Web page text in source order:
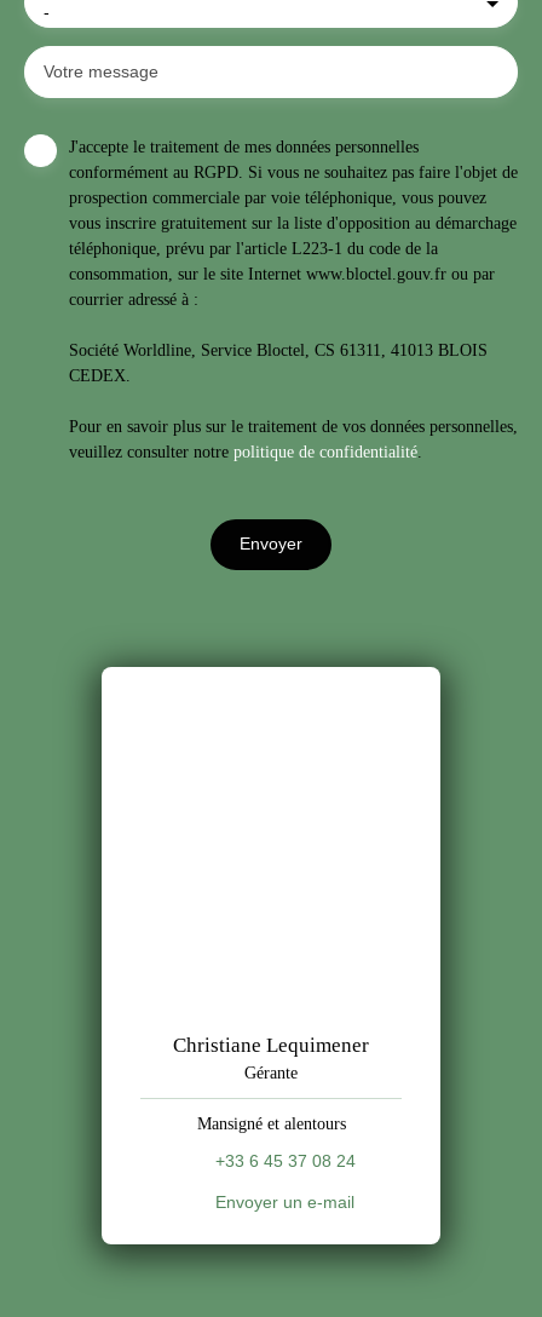
-
Votre message
J'accepte le traitement de mes données personnelles
conformément au RGPD. Si vous ne souhaitez pas faire l'objet de
prospection commerciale par voie téléphonique, vous pouvez
vous inscrire gratuitement sur la liste d'opposition au démarchage
téléphonique, prévu par l'article L223-1 du code de la
consommation, sur le site Internet www.bloctel.gouv.fr ou par
courrier adressé à :
Société Worldline, Service Bloctel, CS 61311, 41013 BLOIS
CEDEX.
Pour en savoir plus sur le traitement de vos données personnelles,
veuillez consulter notre politique de confidentialité
Envoyer
Christiane Lequimener
Gérante
Mansigné et alentours
+33 6 45 37 08 24
Envoyer un e-mail